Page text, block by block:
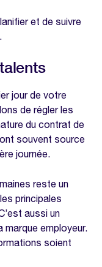
et de suivre
jour de votre
de régler les
du contrat de
souvent source
journée.
reste un
principales
aussi un
marque employeur.
soient